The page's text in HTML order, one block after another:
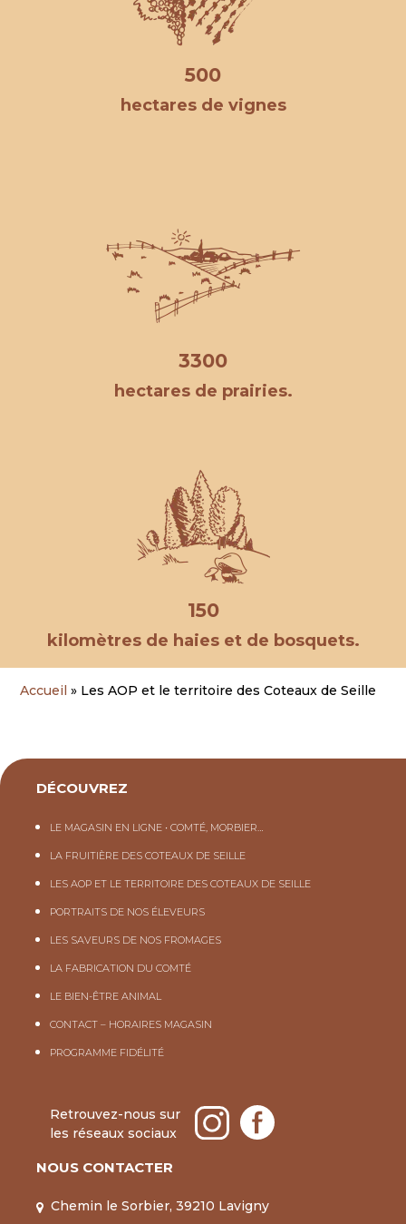
500
hectares de vignes
3300
hectares de prairies.
150
kilomètres de haies et de bosquets.
Accueil » Les AOP et le territoire des Coteaux de Seille
DÉCOUVREZ
LE MAGASIN EN LIGNE • COMTÉ, MORBIER…
LA FRUITIÈRE DES COTEAUX DE SEILLE
LES AOP ET LE TERRITOIRE DES COTEAUX DE SEILLE
PORTRAITS DE NOS ÉLEVEURS
LES SAVEURS DE NOS FROMAGES
LA FABRICATION DU COMTÉ
LE BIEN-ÊTRE ANIMAL
CONTACT – HORAIRES MAGASIN
PROGRAMME FIDÉLITÉ
Retrouvez-nous sur
les réseaux sociaux
NOUS CONTACTER
Chemin le Sorbier, 39210 Lavigny